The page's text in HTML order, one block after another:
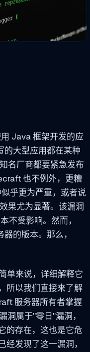
Java 框架开发的应
的大型应用都在某种
名厂商都要紧急发布
也不例外，更糟
乎更为严重，或者说
果尤为显著。该漏洞
不受影响。然而，
的版本。那么，
单来说，详细解释它
所以我们直接来了解
服务器所有者掌握
属于"零日"漏洞，
的存在，这也是它危
发现了这一漏洞，